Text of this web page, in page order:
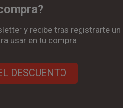
y recibe tras registrarte un
usar en tu compra
DESCUENTO